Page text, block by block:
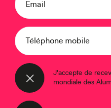
Email
Téléphone mobile
J'accepte de
mondiale des
Océanie